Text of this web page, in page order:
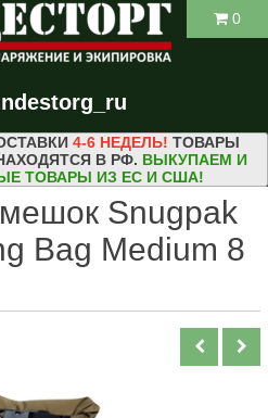
0
4-6 НЕДЕЛЬ! ТОВАРЫ
В РФ. ВЫКУПАЕМ И
ТОВАРЫ ИЗ ЕС И США!
Snugpak
Bag Medium 8